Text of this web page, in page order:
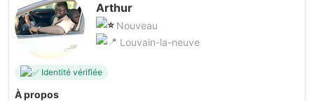
Arthur
Nouveau
Louvain-la-neuve
Identité vérifiée
À propos